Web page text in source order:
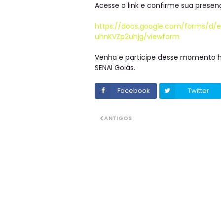
Acesse o link e confirme sua
https://docs.google.com/forms/d/e/
uhnKVZp2uhjg/viewform
Venha e participe desse momento
SENAI Goiás.
Facebook Twitter
ANTIGOS